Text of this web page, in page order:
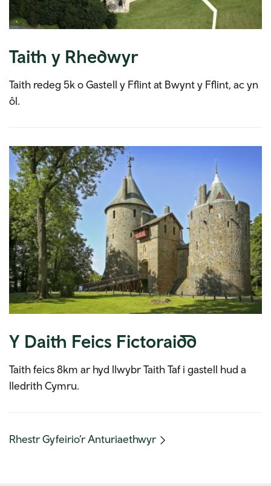
Taith y Rhedwyr
Taith redeg 5k o Gastell y Fflint at Bwynt y Fflint, ac yn
ôl.
Y Daith Feics Fictoraidd
Taith feics 8km ar hyd llwybr Taith Taf i gastell hud a
lledrith Cymru.
Rhestr Gyfeirio’r Anturiaethwyr